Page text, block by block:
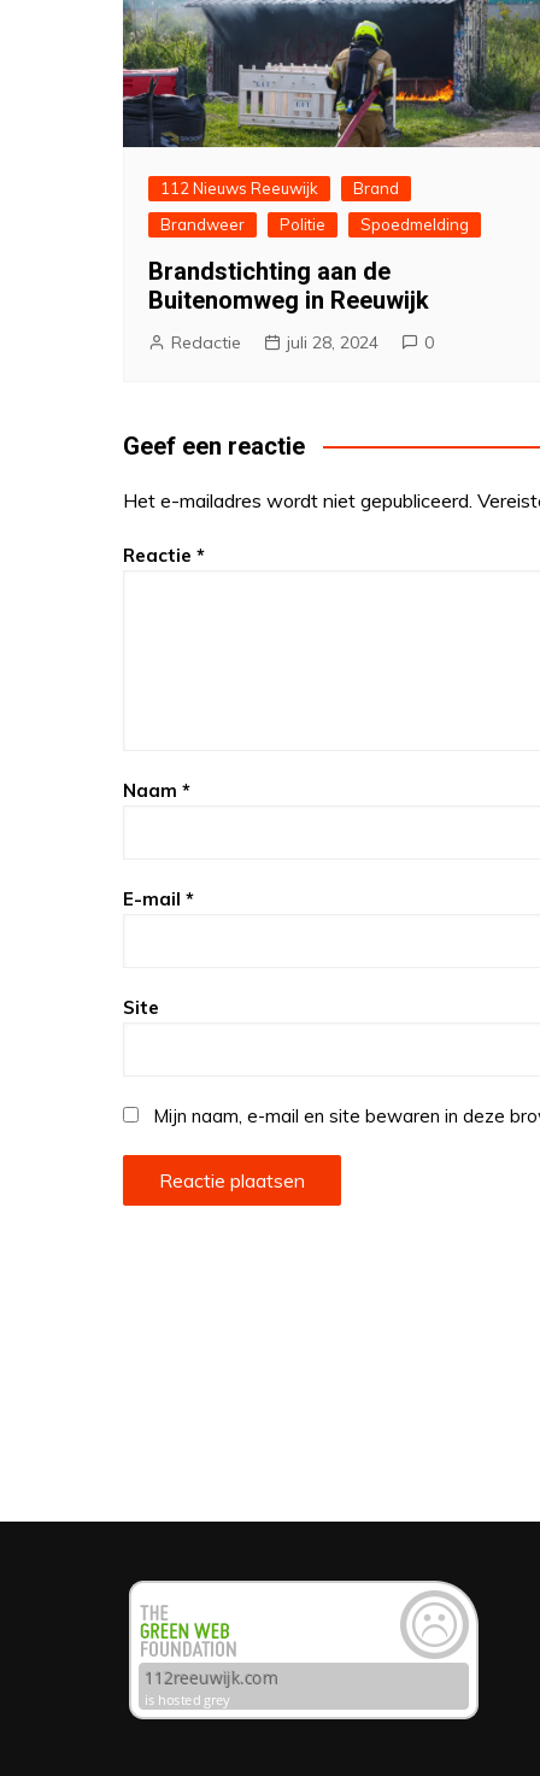
112 Nieuws Reeuwijk
Brand
Brandweer
Politie Spoedmelding
Brandstichting aan de
Buitenomweg in Reeuwijk
Redactie juli 28, 2024 0
Geef een reactie
Het e-mailadres wordt niet gepubliceerd.
Reactie *
Naam *
E-mail *
Site
Mijn naam, e-mail en site bewaren in deze